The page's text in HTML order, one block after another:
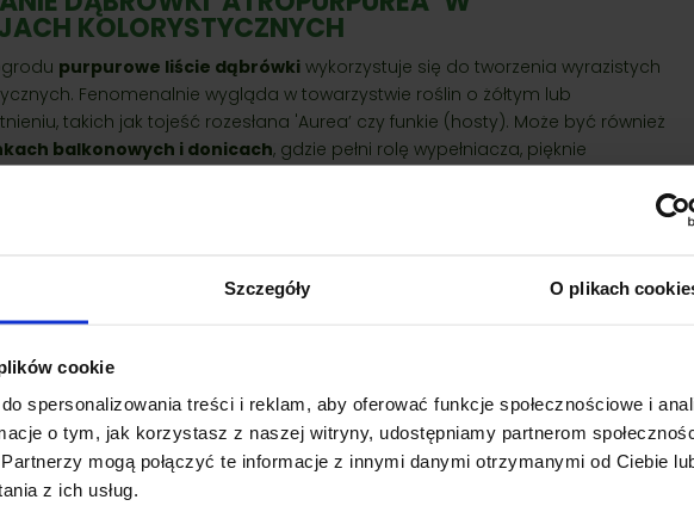
Szczegóły O plikach
cookie
spersonalizowania treści i reklam, aby oferować funkcje społecznościowe i
o tym, jak korzystasz z naszej witryny, udostępniamy partnerom
mogą połączyć te informacje z innymi danymi otrzymanymi od Ciebie
z ich usług.
KOLORYSTYCZNYCH
purpurowe liście dąbrówki wykorzystuje się do tworzenia wyrazistych
Fenomenalnie wygląda w towarzystwie roślin o żółtym lub
takich jak tojeść rozesłana 'Aurea’ czy funkie (hosty). Może być również
balkonowych i donicach, gdzie pełni rolę wypełniacza, pięknie
Dostępny